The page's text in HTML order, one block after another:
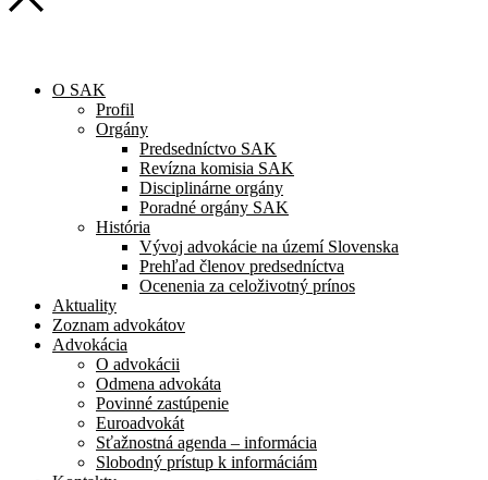
O SAK
Profil
Orgány
Predsedníctvo SAK
Revízna komisia SAK
Disciplinárne orgány
Poradné orgány SAK
História
Vývoj advokácie na území Slovenska
Prehľad členov predsedníctva
Ocenenia za celoživotný prínos
Aktuality
Zoznam advokátov
Advokácia
O advokácii
Odmena advokáta
Povinné zastúpenie
Euroadvokát
Sťažnostná agenda – informácia
Slobodný prístup k informáciám